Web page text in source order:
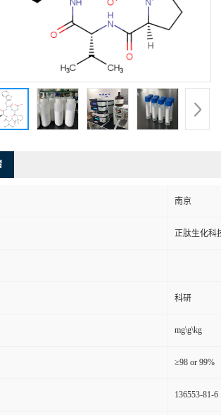
南京
正肽生化科
科研
mg\g\kg
≥98 or 99%
136553-81-6